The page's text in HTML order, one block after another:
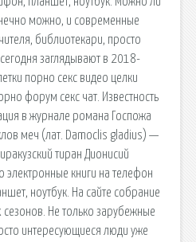
можно, и современные
библиотекари, просто
заглядывают в 2018-
порно секс видео целки
форум секс чат. Известность
в журнале романа Госпожа
меч (лат. Damoclis gladius) —
тиран Дионисий
электронные книги на телефон
ноутбук. На сайте собрание
Не только зарубежные
интересующиеся люди уже